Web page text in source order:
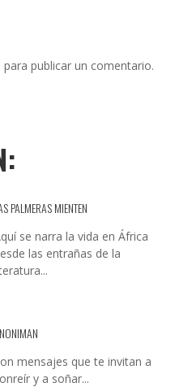
para publicar un comentario.
PALMERAS MIENTEN
se narra la vida en África
las entrañas de la
mensajes que te invitan a
y a soñar...